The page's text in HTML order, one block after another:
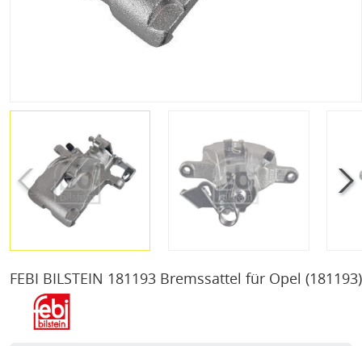
FEBI BILSTEIN 181193 Bremssattel für Opel (181193)